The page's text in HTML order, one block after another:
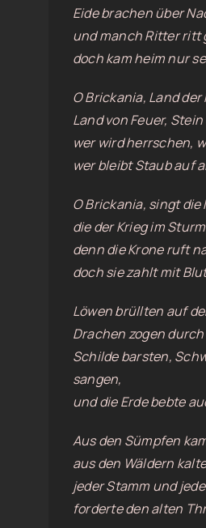
Eide brachen über
und manch Ritter ritt
doch kam heim nur
O Brickania, Land der
Land von Feuer,
wer wird herrschen,
wer bleibt Staub auf
O Brickania, singt die
die der Krieg im
denn die Krone ruft
doch sie zahlt mit
Löwen brüllten auf
Drachen zogen
Schilde barsten,
sangen,
und die Erde bebte
Aus den Sümpfen
aus den Wäldern
jeder Stamm und
forderte den alten